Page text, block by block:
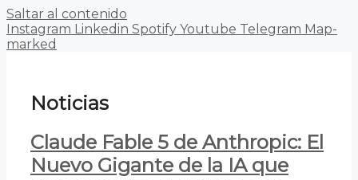
Saltar al contenido
Instagram Linkedin Spotify Youtube Telegram Map-
marked
Noticias
Claude Fable 5 de Anthropic: El
Nuevo Gigante de la IA que